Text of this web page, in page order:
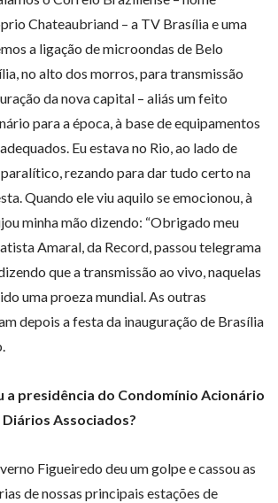
Chateaubriand – a TV Brasília e uma
a ligação de microondas de Belo
no alto dos morros, para transmissão
da nova capital – aliás um feito
para a época, à base de equipamentos
Eu estava no Rio, ao lado de
rezando para dar tudo certo na
Quando ele viu aquilo se emocionou, à
minha mão dizendo: “Obrigado meu
Amaral, da Record, passou telegrama
que a transmissão ao vivo, naquelas
uma proeza mundial. As outras
depois a festa da inauguração de Brasília
a presidência do Condomínio Acionário
Diários Associados?
Figueiredo deu um golpe e cassou as
de nossas principais estações de